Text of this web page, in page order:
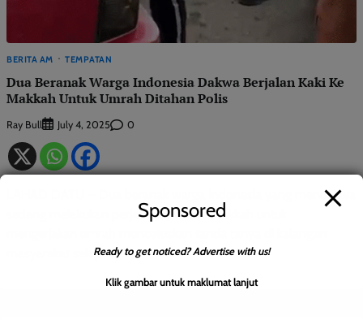
BERITA AM TEMPATAN
Dua Beranak Warga Indonesia Dakwa Berjalan Kaki Ke
Makkah Untuk Umrah Ditahan Polis
Ray Bull July 4, 2025 0
LAHAD DATU – Dua beranak warga Indonesia yang mendakwa
sedang melakukan perjalanan kaki ke Makkah untuk
masyarakat selepas […]
Sponsored
Ready to get noticed? Advertise with us!
Klik gambar untuk maklumat lanjut